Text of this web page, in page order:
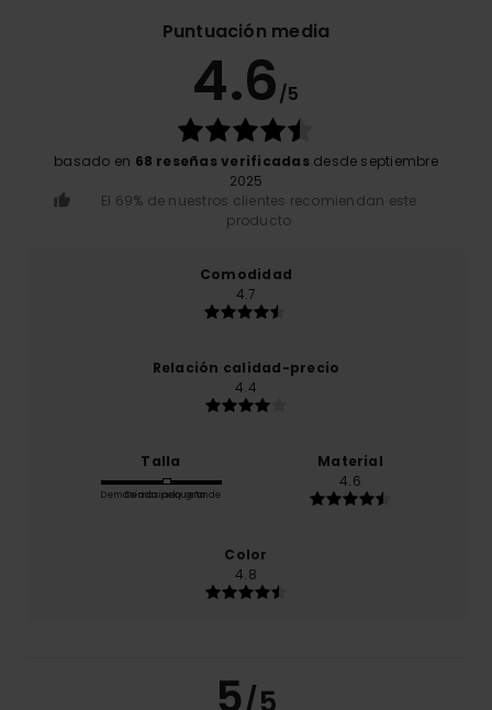
Puntuación media
4.6/5
basado en 68 reseñas verificadas desde septiembre
2025
El 69% de nuestros clientes recomiendan este
producto
Comodidad
4.7
Relación calidad-precio
4.4
Talla
Demasiado pequeño
Demasiado grande
Material
4.6
Color
4.8
5